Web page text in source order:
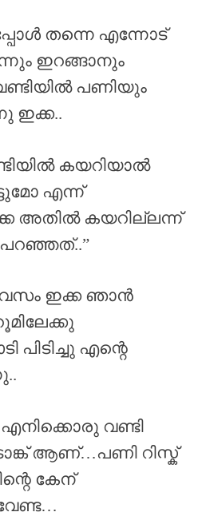
തന്നെ എന്നോട്
ഇറങ്ങാനും
പണിയും
ഇക്ക..
കയറിയാൽ
എന്ന്
അതിൽ കയറില്ലന്ന്
ഇക്ക ഞാൻ
പിടിച്ചു എന്റെ
വണ്ടി
ടാങ്ക് ആണ്…പണി റിസ്ക്
കേന്